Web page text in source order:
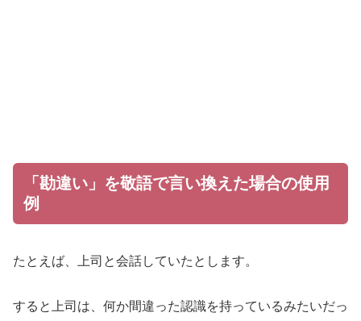
「勘違い」を敬語で言い換えた場合の使用
例
たとえば、上司と会話していたとします。
すると上司は、何か間違った認識を持っているみたいだっ